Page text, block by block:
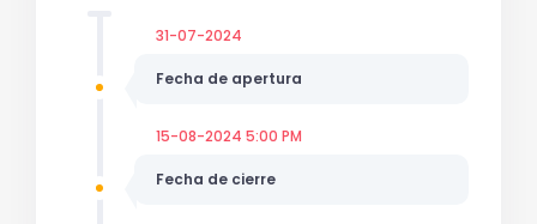
31-07-2024
Fecha de apertura
15-08-2024 5:00 PM
Fecha de cierre